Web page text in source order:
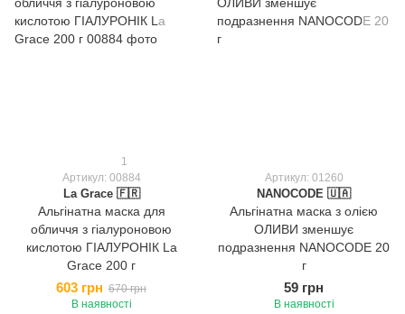
1
Артикул: 00884
La Grace 🇫🇷
Альгінатна маска для
обличчя з гіалуроновою
кислотою ГІАЛУРОНІК La
Grace 200 г
603 грн 670 грн
В наявності
Артикул: 01260
NANOCODE 🇺🇦
Альгінатна маска з олією
ОЛИВИ зменшує
подразнення NANOCODE 20
г
59 грн
В наявності